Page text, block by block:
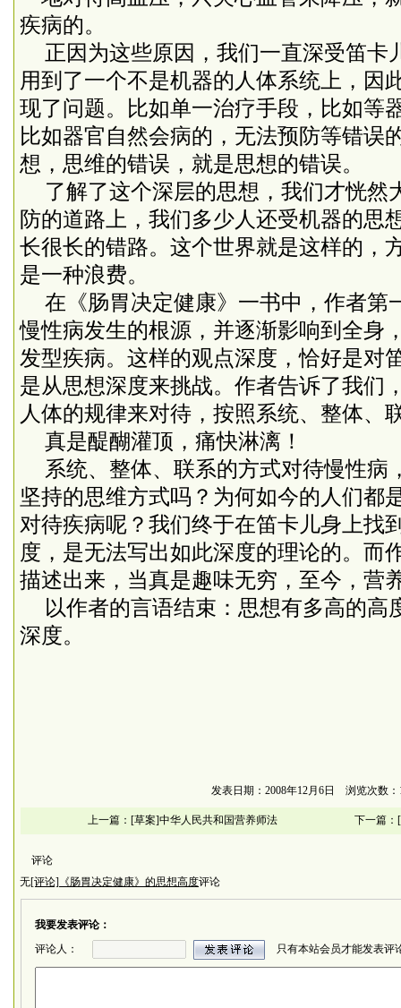
疾病的。
正因为这些原因，我们一直深受笛卡
用到了一个不是机器的人体系统上，因
现了问题。比如单一治疗手段，比如等
比如器官自然会病的，无法预防等错误
想，思维的错误，就是思想的错误。
了解了这个深层的思想，我们才恍然
防的道路上，我们多少人还受机器的思
长很长的错路。这个世界就是这样的，
是一种浪费。
在《肠胃决定健康》一书中，作者第
慢性病发生的根源，并逐渐影响到全身
发型疾病。这样的观点深度，恰好是对
是从思想深度来挑战。作者告诉了我们
人体的规律来对待，按照系统、整体、
真是醍醐灌顶，痛快淋漓！
系统、整体、联系的方式对待慢性病
坚持的思维方式吗？为何如今的人们都
对待疾病呢？我们终于在笛卡儿身上找
度，是无法写出如此深度的理论的。而
描述出来，当真是趣味无穷，至今，营
以作者的言语结束：思想有多高的高
深度。
发表日期：2008年12月6日 浏览次数：
上一篇： [草案]中华人民共和国营养师法 下一篇：
评论
无[评论]《肠胃决定健康》的思想高度评论
我要发表评论：
评论人：
只有本站会员才能发表评